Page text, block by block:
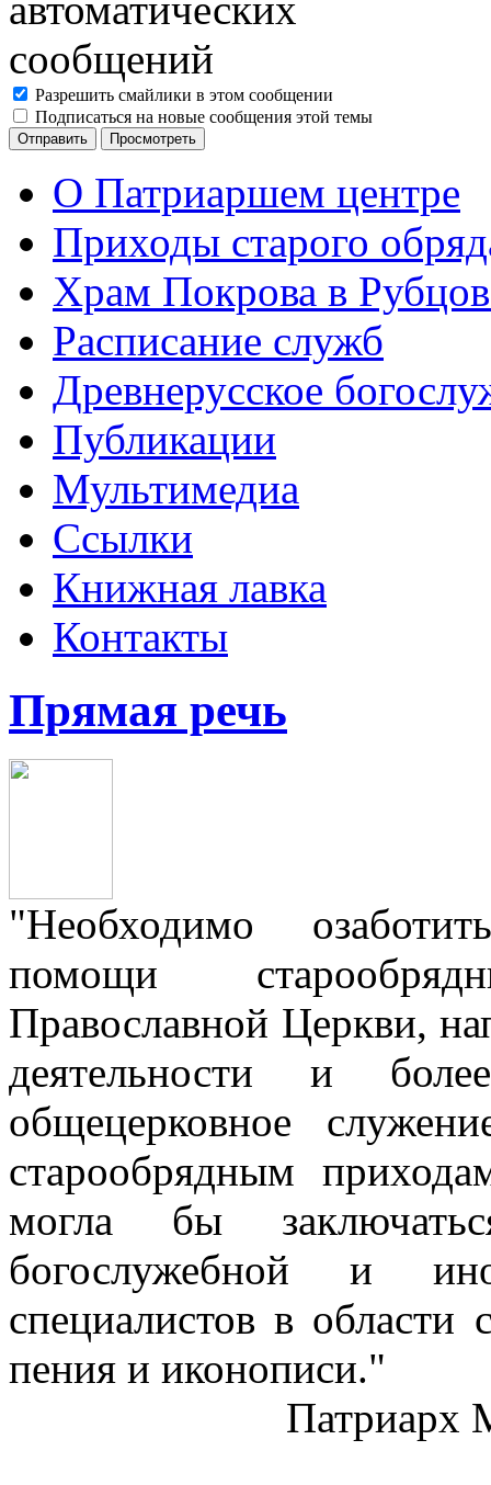
Разрешить смайлики в этом сообщении
Подписаться на новые сообщения этой темы
О Патриаршем центре
Приходы старого
Храм Покрова в
Расписание служб
Древнерусское
Публикации
Мультимедиа
Ссылки
Книжная лавка
Контакты
Прямая речь
"Необходимо
помощи
Православной Церкви,
деятельности и
общецерковное
старообрядным
могла бы
богослужебной и
специалистов в области
пения и иконописи."
Патриарх